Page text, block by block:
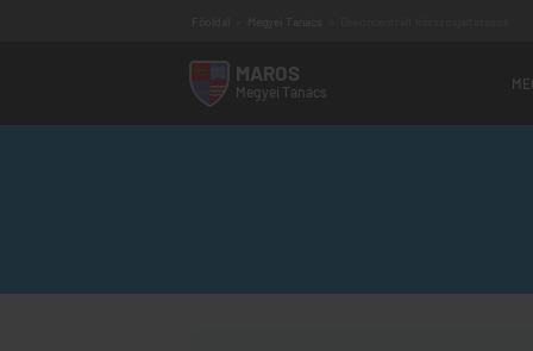
MAROS
Megyei Tanács
Audiencia program